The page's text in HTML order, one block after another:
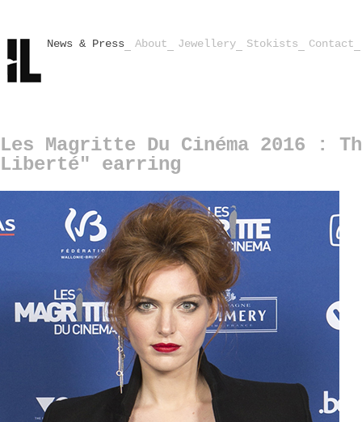
News & Press About Jewellery Stokists Contact
Les Magritte Du Cinéma 2016 :
Liberté" earring